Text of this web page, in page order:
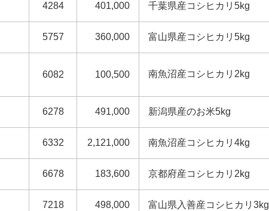
4284 401,000 千葉県産コシヒカリ5kg
5757 360,000 富山県産コシヒカリ5kg
6082 100,500 南魚沼産コシヒカリ2kg
6278 491,000 新潟県産のお米5kg
6332 2,121,000 南魚沼産コシヒカリ4kg
6678 183,600 京都府産コシヒカリ2kg
7218 498,000 富山県入善産コシヒカリ3kg